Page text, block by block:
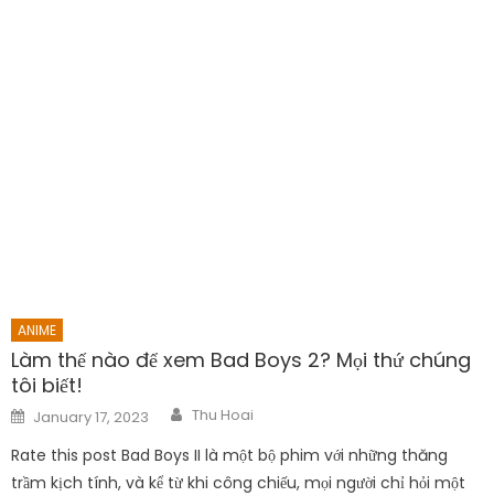
ANIME
Làm thế nào để xem Bad Boys 2? Mọi thứ chúng
tôi biết!
Posted
on
January 17, 2023 Author
Thu Hoai
Rate this post Bad Boys II là một bộ phim với những thăng
trầm kịch tính, và kể từ khi công chiếu, mọi người chỉ hỏi một